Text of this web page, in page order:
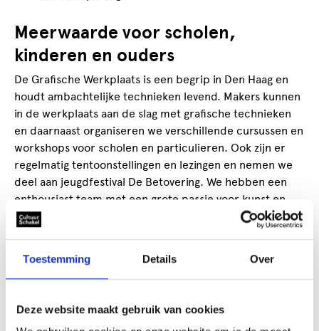
Toestemming Details Over
Deze website maakt gebruik van cookies
Meerwaarde voor scholen,
kinderen en ouders
De Grafische Werkplaats is een begrip in Den Haag en
houdt ambachtelijke technieken levend. Makers kunnen
in de werkplaats aan de slag met grafische technieken
en daarnaast organiseren we verschillende cursussen en
workshops voor scholen en particulieren. Ook zijn er
regelmatig tentoonstellingen en lezingen en nemen we
deel aan jeugdfestival De Betovering. We hebben een
enthousiast team met een grote passie voor kunst en
design en brengen onze kennis en vaardigheden graag
Contactpersoon
Ilse Versluijs